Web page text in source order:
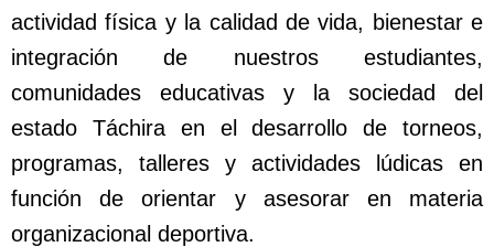
actividad física y la calidad de vida, bienestar e
integración de nuestros estudiantes,
comunidades educativas y la sociedad del
estado Táchira en el desarrollo de torneos,
programas, talleres y actividades lúdicas en
función de orientar y asesorar en materia
organizacional deportiva.